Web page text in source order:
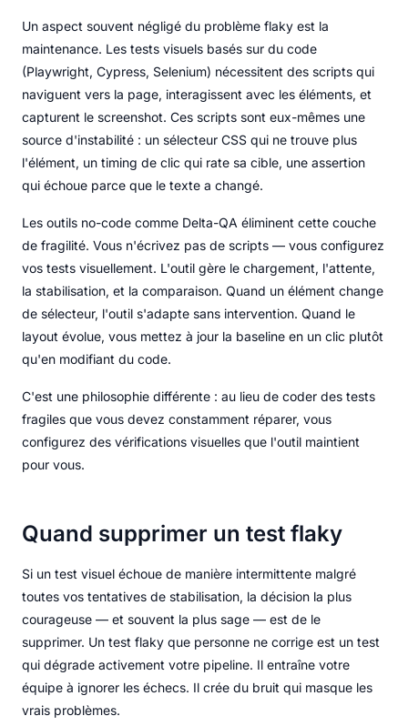
Un aspect souvent négligé du problème flaky est la
maintenance. Les tests visuels basés sur du code
(Playwright, Cypress, Selenium) nécessitent des scripts qui
naviguent vers la page, interagissent avec les éléments, et
capturent le screenshot. Ces scripts sont eux-mêmes une
source d'instabilité : un sélecteur CSS qui ne trouve plus
l'élément, un timing de clic qui rate sa cible, une assertion
qui échoue parce que le texte a changé.
Les outils no-code comme Delta-QA éliminent cette couche
de fragilité. Vous n'écrivez pas de scripts — vous configurez
vos tests visuellement. L'outil gère le chargement, l'attente,
la stabilisation, et la comparaison. Quand un élément change
de sélecteur, l'outil s'adapte sans intervention. Quand le
layout évolue, vous mettez à jour la baseline en un clic plutôt
qu'en modifiant du code.
C'est une philosophie différente : au lieu de coder des tests
fragiles que vous devez constamment réparer, vous
configurez des vérifications visuelles que l'outil maintient
pour vous.
Quand supprimer un test flaky
Si un test visuel échoue de manière intermittente malgré
toutes vos tentatives de stabilisation, la décision la plus
courageuse — et souvent la plus sage — est de le
supprimer. Un test flaky que personne ne corrige est un test
qui dégrade activement votre pipeline. Il entraîne votre
équipe à ignorer les échecs. Il crée du bruit qui masque les
vrais problèmes.